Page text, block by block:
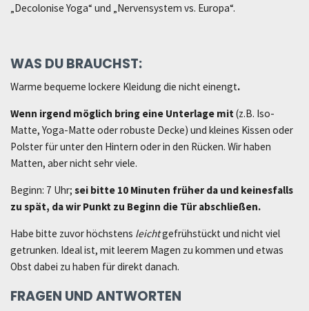
„Decolonise Yoga“ und „Nervensystem vs. Europa“.
WAS DU BRAUCHST:
Warme bequeme lockere Kleidung die nicht einengt.
Wenn irgend möglich bring eine Unterlage mit(z.B. Iso-
Matte, Yoga-Matte oder robuste Decke) und kleines Kissen oder
Polster für unter den Hintern oder in den Rücken. Wir haben
Matten, aber nicht sehr viele.
Beginn: 7 Uhr;sei bitte 10 Minuten früher da und keinesfalls
zu spät, da wir Punkt zu Beginn die Tür abschließen.
Habe bitte zuvor höchstens leichtgefrühstückt und nicht viel
getrunken. Ideal ist, mit leerem Magen zu kommen und etwas
Obst dabei zu haben für direkt danach.
FRAGEN UND ANTWORTEN